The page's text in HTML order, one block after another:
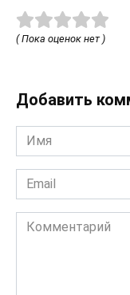
( Пока оценок нет )
Добавить
Имя
*
Email
*
Комментарий